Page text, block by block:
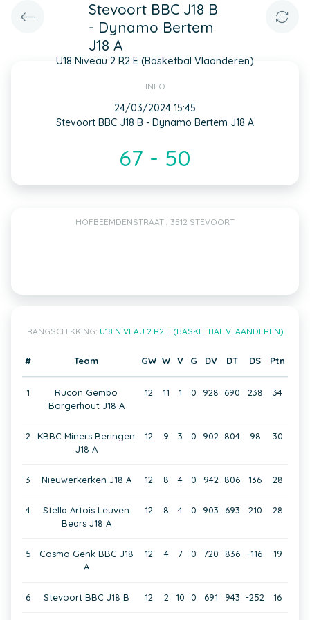
Stevoort BBC J18 B
- Dynamo Bertem
J18 A
U18 Niveau 2 R2 E (Basketbal Vlaanderen)
INFO
24/03/2024 15:45
Stevoort BBC J18 B - Dynamo Bertem J18 A
67 - 50
HOFBEEMDENSTRAAT , 3512 STEVOORT
RANGSCHIKKING: U18 NIVEAU 2 R2 E (BASKETBAL VLAANDEREN)
# Team GW W V G DV DT DS Ptn
1
Rucon Gembo
Borgerhout J18 A
12 11 1 0 928 690 238 34
2
KBBC Miners Beringen
J18 A
12 9 3 0 902 804 98 30
3 Nieuwerkerken J18 A 12 8 4 0 942 806 136 28
4
Stella Artois Leuven
Bears J18 A
12 8 4 0 903 693 210 28
5
Cosmo Genk BBC J18
A
12 4 7 0 720 836 -116 19
6 Stevoort BBC J18 B 12 2 10 0 691 943 -252 16